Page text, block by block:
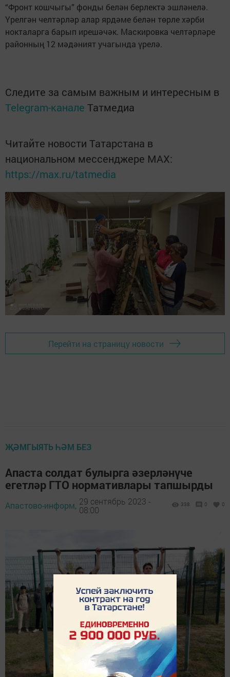
“Фронт кошчыгы” фонды белән берлектә эшләнелә.
Үрелгән челтәрләр алар ярдәме белән төрле хәрби
нокталарга барып ирешәчәк. Маскировка челтәрләре
районның 12 мәдәният учагында үрелә.
Следите за самым важным и интересным в
Telegram-канале Татмедиа
Читайте новости Татарстана в
национальном мессенджере MАХ:
https://max.ru/tatmedia
Перейти на страницу новости
ҖӘМГЫЯТЬ ҺӘМ БЕЗ
Апаста солдат булырга әзерләнүче
егетләр ГТО нормативлары тапшырды
Апастово-информ, 29 сентябрь 2023 -
08:00
338 0 0